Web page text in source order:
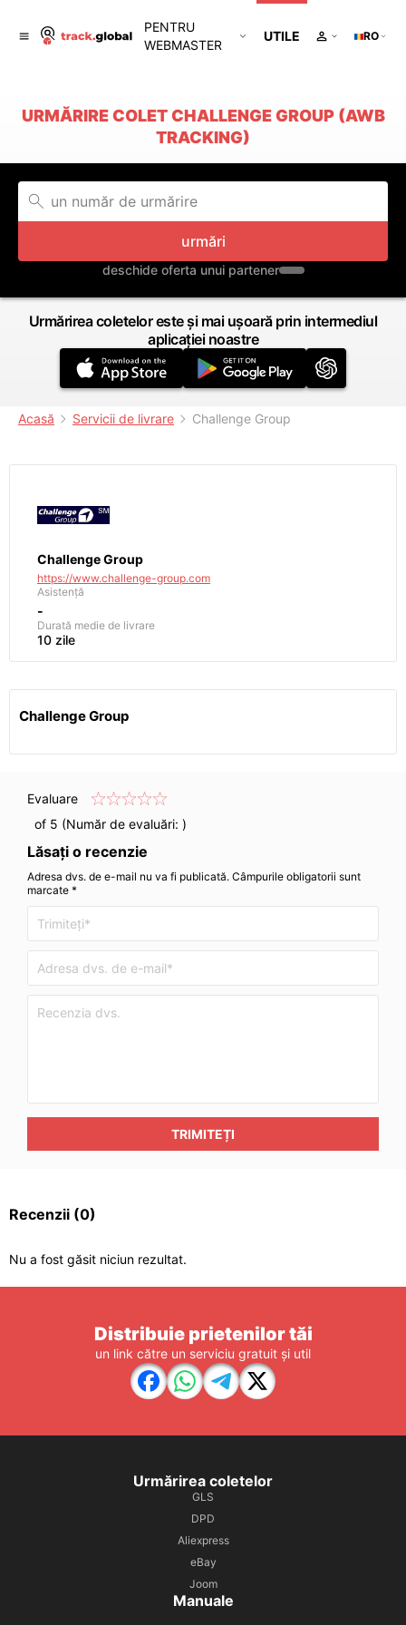
PENTRU
WEBMASTER
UTILE RO
URMĂRIRE COLET CHALLENGE GROUP (AWB
TRACKING)
urmări
deschide oferta unui partener
Urmărirea coletelor este și mai ușoară prin intermediul
aplicației noastre
Acasă Servicii de livrare Challenge Group
Challenge Group
https://www.challenge-group.com
Asistență
-
Durată medie de livrare
10 zile
Challenge Group
Evaluare
of 5 (Număr de evaluări: )
Lăsați o recenzie
Adresa dvs. de e-mail nu va fi publicată. Câmpurile obligatorii sunt
marcate *
TRIMITEȚI
Recenzii (0)
Nu a fost găsit niciun rezultat.
Distribuie prietenilor tăi
un link către un serviciu gratuit și util
Urmărirea coletelor
GLS
DPD
Aliexpress
eBay
Joom
Manuale